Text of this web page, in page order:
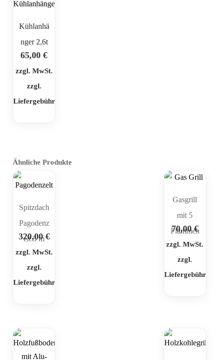
Kühlanhä
nger 2,6t
65,00€
zzgl. MwSt.
zzgl.
Liefergebühr
Ähnliche Produkte
Spitzdach
Pagodenz
elt 5 m
320,00€
zzgl. MwSt.
zzgl.
Liefergebühr
Gasgrill
mit 5
Flammen
70,00€
zzgl. MwSt.
zzgl.
Liefergebühr